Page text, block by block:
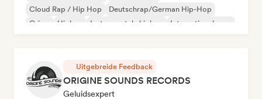
Cloud Rap / Hip Hop
Deutschrap/German Hip-Hop
Grime
Hiphop Instrumentale hiphop Internationale rap
Uitgebreide Feedback
ORIGINE SOUNDS RECORDS
Geluidsexpert